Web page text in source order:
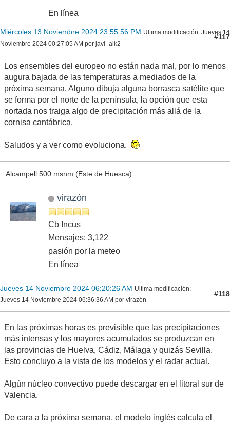
En línea
Miércoles 13 Noviembre 2024 23:55:56 PM Ultima modificación: Jueves 14
Noviembre 2024 00:27:05 AM por javi_alk2
#117
Los ensembles del europeo no están nada mal, por lo menos
augura bajada de las temperaturas a mediados de la
próxima semana. Alguno dibuja alguna borrasca satélite que
se forma por el norte de la península, la opción que esta
nortada nos traiga algo de precipitación más allá de la
cornisa cantábrica.
Saludos y a ver como evoluciona.
Alcampell 500 msnm (Este de Huesca)
virazón
Cb Incus
Mensajes: 3,122
pasión por la meteo
En línea
Jueves 14 Noviembre 2024 06:20:26 AM Ultima modificación:
Jueves 14 Noviembre 2024 06:36:36 AM por virazón
#118
En las próximas horas es previsible que las precipitaciones
más intensas y los mayores acumulados se produzcan en
las provincias de Huelva, Cádiz, Málaga y quizás Sevilla.
Esto concluyo a la vista de los modelos y el radar actual.
Algún núcleo convectivo puede descargar en el litoral sur de
Valencia.
De cara a la próxima semana, el modelo inglés calcula el